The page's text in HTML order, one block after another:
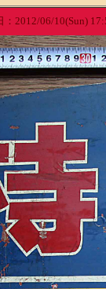
：2012/06/10(Sun)